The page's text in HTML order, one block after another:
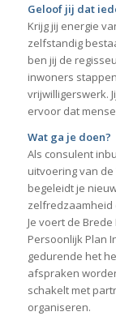
Geloof jij dat
Krijg jij energie
zelfstandig
ben jij de
inwoners
vrijwilligerswerk.
ervoor dat
Wat ga je doen?
Als consulent
uitvoering van
begeleidt je
zelfredzaamheid
Je voert de
Persoonlijk Plan
gedurende het
afspraken
schakelt met
organiseren.